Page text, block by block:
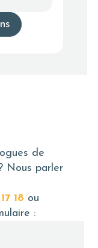
de
Nous parler
18 ou
: